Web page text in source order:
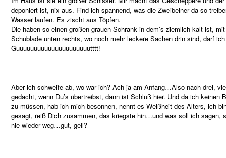
deponiert ist, nix aus. Find ich spannend, was die Zweibeiner da so
Wasser laufen. Es zischt aus Töpfen.
Die haben so einen großen grauen Schrank in dem’s ziemlich kalt ist,
Schublade unten rechts, wo noch mehr leckere Sachen drin sind, darf
Guuuuuuuuuuuuuuuuuuuuutttt!
Aber ich schweife ab, wo war ich? Ach ja am Anfang…Also nach drei,
gedacht, wenn Du’s übertreibst, dann ist Schluß hier. Und da ich keinen
zu müssen, hab ich mich besonnen, nennt es Weißheit des Alters, ich
gesagt, reiß Dich zusammen, das kriegste hin…und was soll ich sagen,
nie wieder weg…gut, gell?